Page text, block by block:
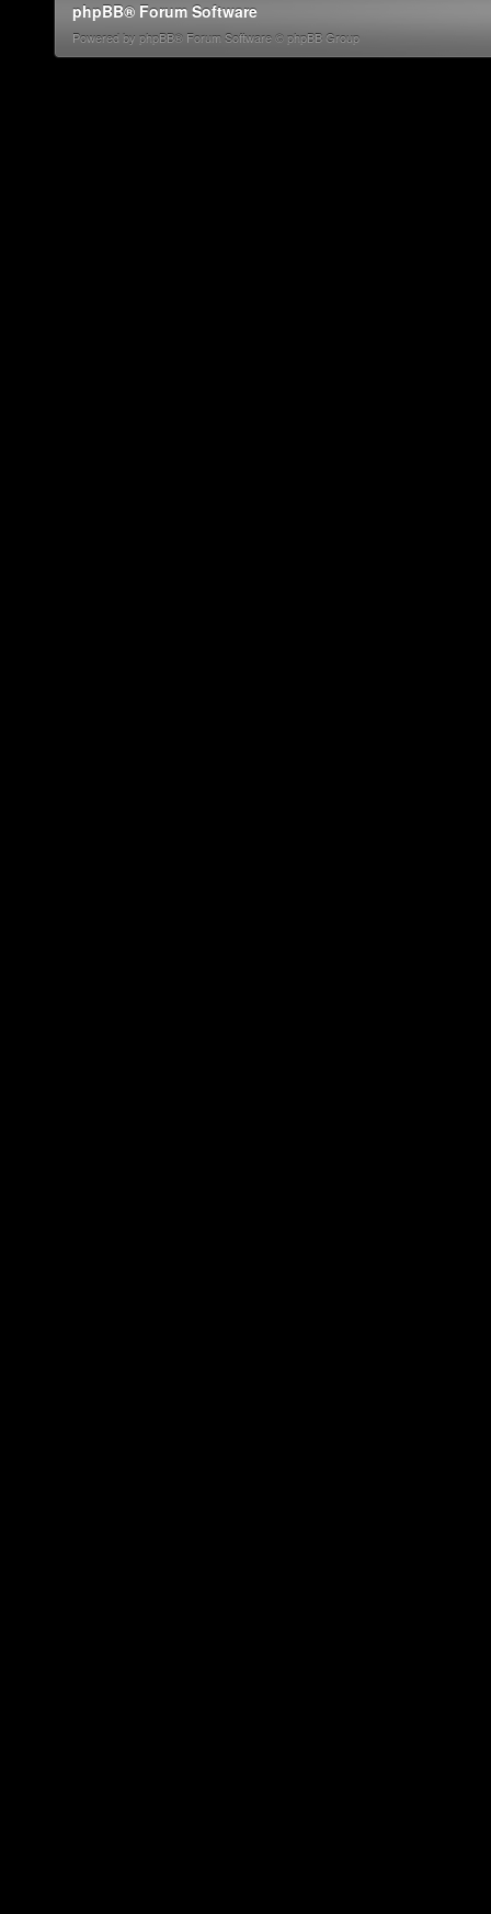
phpBB® Forum Software
Powered by phpBB® Forum Software © phpBB Group